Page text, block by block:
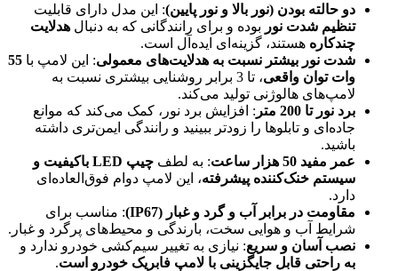
دو حالته بودن (نور بالا و نور پایین): این مدل دارای قابلیت
تنظیم شدت نور بوده و برای رانندگانی که به دنبال هدلایت
چندکاره هستند، گزینه‌ای ایده‌آل است.
شدت نور بیشتر نسبت به هدلایت‌های معمولی: این لامپ با 55
وات توان واقعی
، تا 3 برابر روشنایی بیشتری نسبت به
لامپ‌های هالوژنی تولید می‌کند.
برد نور تا 200 متر
: افزایش برد نور، کمک می‌کند که موانع
جاده‌ای و تابلوها را زودتر ببینید و رانندگی ایمن‌تری داشته
باشید.
عمر مفید 50 هزار ساعت
: به لطف
چیپ LED باکیفیت و
سیستم خنک‌کننده پیشرفته، این لامپ دوام فوق‌العاده‌ای
دارد.
مقاومت در برابر آب و گرد و غبار (IP67)
: مناسب برای
شرایط آب و هوایی سخت، بارندگی و محیط‌های پرگرد و غبار.
نصب آسان و سریع: نیازی به تغییر سیم‌کشی خودرو ندارد و
به راحتی قابل جایگزینی با لامپ فابریک خودرو است.